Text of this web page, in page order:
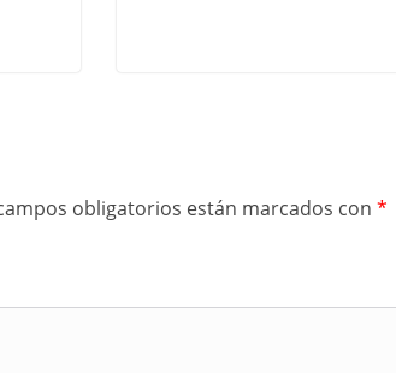
obligatorios están marcados con *